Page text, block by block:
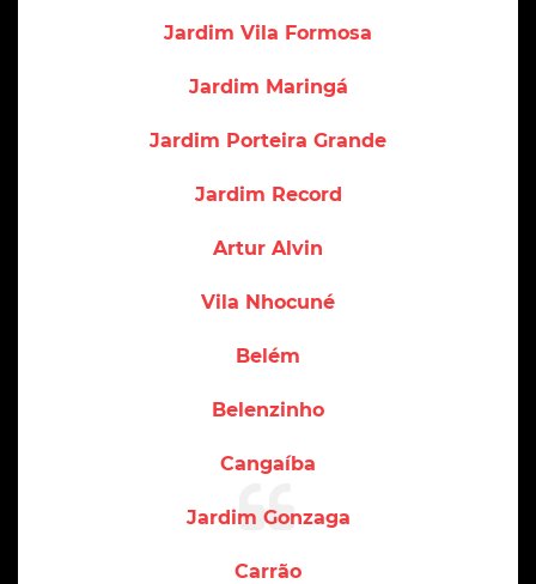
Jardim Vila Formosa
Jardim Maringá
Jardim Porteira Grande
Jardim Record
Artur Alvin
Vila Nhocuné
Belém
Belenzinho
Cangaíba
Jardim Gonzaga
Carrão